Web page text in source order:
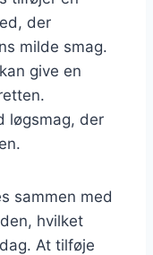
der
milde smag.
give en
løgsmag, der
sammen med
hvilket
At tilføje